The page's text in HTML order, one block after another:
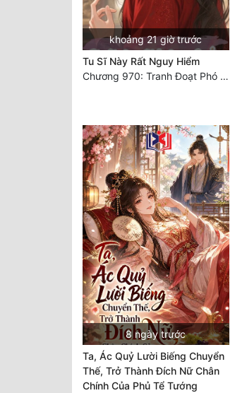
khoảng 21 giờ trước
Tu Sĩ Này Rất Nguy Hiểm
Chương 970: Tranh Đoạt Phó Cung Chủ
8 ngày trước
Ta, Ác Quỷ Lười Biếng Chuyển
Thế, Trở Thành Đích Nữ Chân
Chính Của Phủ Tể Tướng